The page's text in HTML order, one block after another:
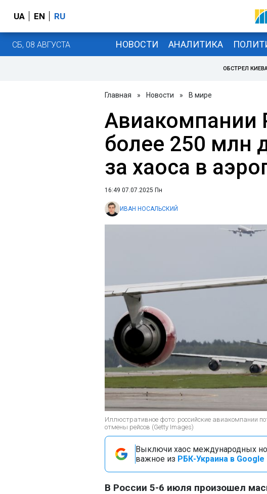
UA EN RU
СБ, 08 АВГУСТА НОВОСТИ АНАЛИТИКА
ОБСТРЕЛ
Главная » Новости » В мире
Авиакомпании
более 250 млн
за хаоса в
16:49 07.07.2025 Пн
ИВАН НОСАЛЬСКИЙ
Иллюстративное фото: российские авиакомпании
отмены рейсов (Getty Images)
Выключи хаос международных
важное из РБК-Украина в Google
В России 5-6 июля произошел